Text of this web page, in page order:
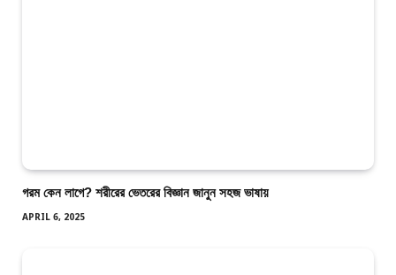
গরম কেন লাগে? শরীরের ভেতরের বিজ্ঞান জানুন সহজ ভাষায়
APRIL 6, 2025